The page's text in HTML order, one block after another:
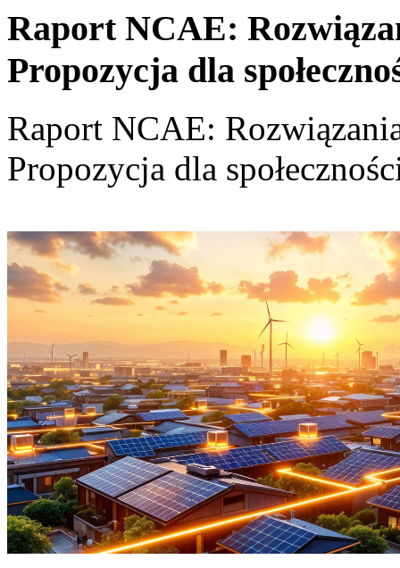
Raport NCAE:
Propozycja dla
Raport NCAE:
Propozycja dla